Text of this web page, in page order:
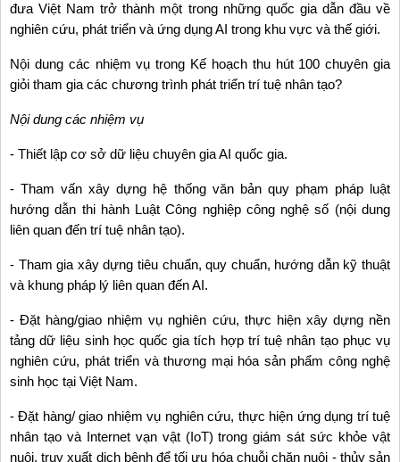
đưa Việt Nam trở thành một trong những quốc gia dẫn đầu về
nghiên cứu, phát triển và ứng dụng AI trong khu vực và thế giới.
Nội dung các nhiệm vụ trong Kế hoạch thu hút 100 chuyên gia
giỏi tham gia các chương trình phát triển trí tuệ nhân tạo?
Nội dung các nhiệm vụ
- Thiết lập cơ sở dữ liệu chuyên gia AI quốc gia.
- Tham vấn xây dựng hệ thống văn bản quy phạm pháp luật
hướng dẫn thi hành Luật Công nghiệp công nghệ số (nội dung
liên quan đến trí tuệ nhân tạo).
- Tham gia xây dựng tiêu chuẩn, quy chuẩn, hướng dẫn kỹ thuật
và khung pháp lý liên quan đến AI.
- Đặt hàng/giao nhiệm vụ nghiên cứu, thực hiện xây dựng nền
tảng dữ liệu sinh học quốc gia tích hợp trí tuệ nhân tạo phục vụ
nghiên cứu, phát triển và thương mại hóa sản phẩm công nghệ
sinh học tại Việt Nam.
- Đặt hàng/ giao nhiệm vụ nghiên cứu, thực hiện ứng dụng trí tuệ
nhân tạo và Internet vạn vật (IoT) trong giám sát sức khỏe vật
nuôi, truy xuất dịch bệnh để tối ưu hóa chuỗi chăn nuôi - thủy sản